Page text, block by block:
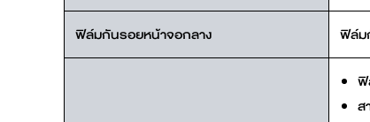
ฟิล์มกันรอยหน้าจอกลาง ฟิล์ม
ฟิ
ส